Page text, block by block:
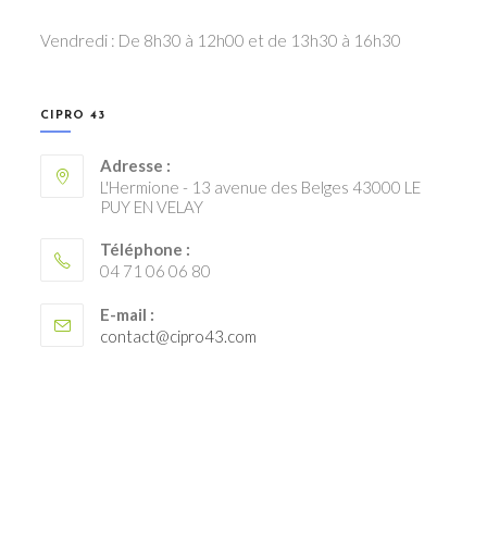
Vendredi : De 8h30 à 12h00 et de 13h30 à 16h30
CIPRO 43
Adresse :
L'Hermione - 13 avenue des Belges 43000 LE
PUY EN VELAY
Téléphone :
04 71 06 06 80
E-mail :
contact@cipro43.com